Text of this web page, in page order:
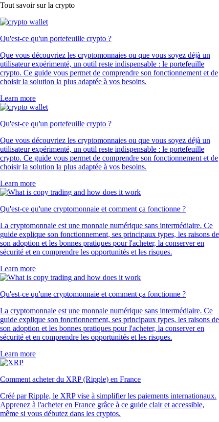
Tout savoir sur la crypto
Qu'est-ce qu'un portefeuille crypto ?
Que vous découvriez les cryptomonnaies ou que vous soyez déjà un
utilisateur expérimenté, un outil reste indispensable : le portefeuille
crypto. Ce guide vous permet de comprendre son fonctionnement et de
choisir la solution la plus adaptée à vos besoins.
Learn more
Qu'est-ce qu'un portefeuille crypto ?
Que vous découvriez les cryptomonnaies ou que vous soyez déjà un
utilisateur expérimenté, un outil reste indispensable : le portefeuille
crypto. Ce guide vous permet de comprendre son fonctionnement et de
choisir la solution la plus adaptée à vos besoins.
Learn more
Qu'est-ce qu'une cryptomonnaie et comment ça fonctionne ?
La cryptomonnaie est une monnaie numérique sans intermédiaire. Ce
guide explique son fonctionnement, ses principaux types, les raisons de
son adoption et les bonnes pratiques pour l'acheter, la conserver en
sécurité et en comprendre les opportunités et les risques.
Learn more
Qu'est-ce qu'une cryptomonnaie et comment ça fonctionne ?
La cryptomonnaie est une monnaie numérique sans intermédiaire. Ce
guide explique son fonctionnement, ses principaux types, les raisons de
son adoption et les bonnes pratiques pour l'acheter, la conserver en
sécurité et en comprendre les opportunités et les risques.
Learn more
Comment acheter du XRP (Ripple) en France
Créé par Ripple, le XRP vise à simplifier les paiements internationaux.
Apprenez à l'acheter en France grâce à ce guide clair et accessible,
même si vous débutez dans les cryptos.